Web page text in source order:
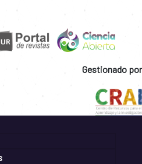
Gestionado por